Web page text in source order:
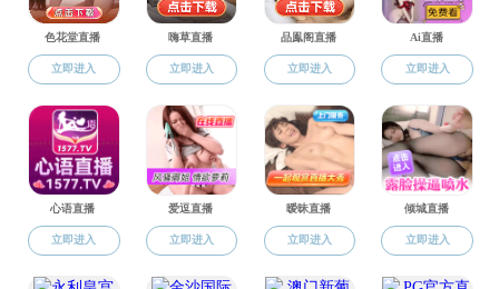
质量管理体系证
地址